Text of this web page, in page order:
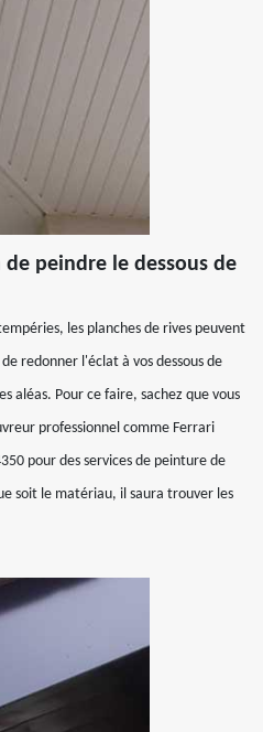
peindre le dessous de
les planches de rives peuvent
redonner l'éclat à vos dessous de
aléas. Pour ce faire, sachez que vous
professionnel comme Ferrari
pour des services de peinture de
soit le matériau, il saura trouver les